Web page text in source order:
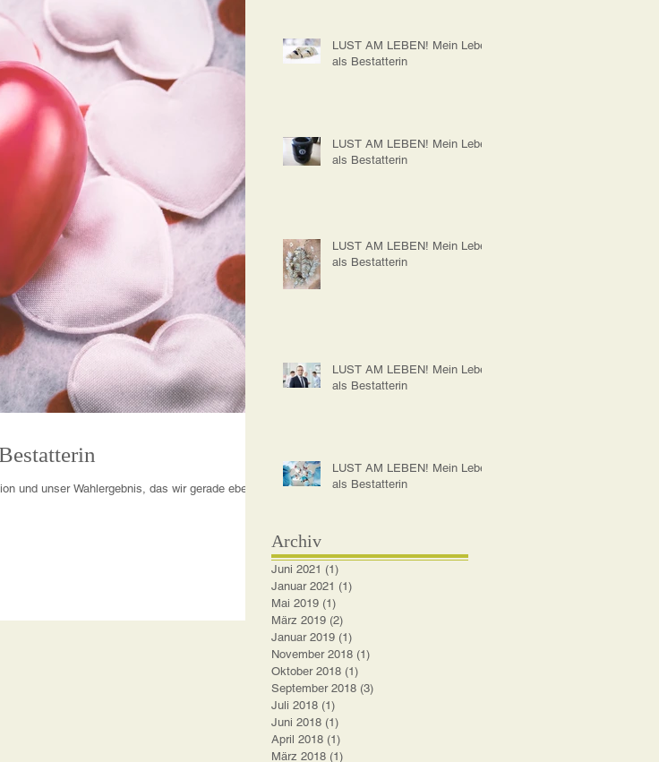
als Bestatterin
und unser Wahlergebnis, das wir gerade eben
LUST AM LEBEN! Mein Leben
als Bestatterin
LUST AM LEBEN! Mein Leben
als Bestatterin
LUST AM LEBEN! Mein Leben
als Bestatterin
LUST AM LEBEN! Mein Leben
als Bestatterin
LUST AM LEBEN! Mein Leben
als Bestatterin
Archiv
Juni 2021 (1)
Januar 2021 (1)
Mai 2019 (1)
März 2019 (2)
Januar 2019 (1)
November 2018 (1)
Oktober 2018 (1)
September 2018 (3)
Juli 2018 (1)
Juni 2018 (1)
April 2018 (1)
März 2018 (1)